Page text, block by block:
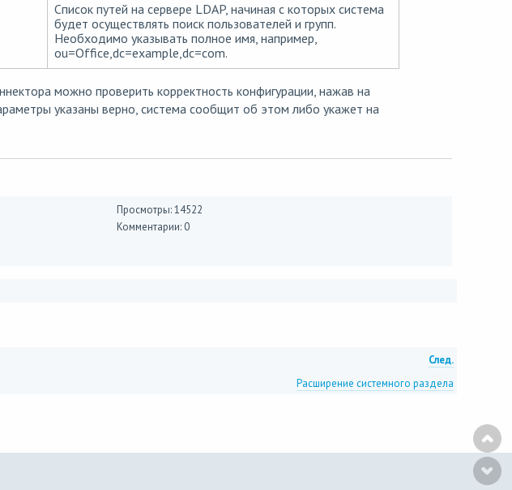
Список путей на сервере LDAP, начиная с которых система
будет осуществлять поиск пользователей и групп.
Необходимо указывать полное имя, например,
ou=Office,dc=example,dc=com.
можно проверить корректность конфигурации, нажав на
указаны верно, система сообщит об этом либо укажет на
Просмотры: 14522
Комментарии: 0
След.
Расширение системного раздела